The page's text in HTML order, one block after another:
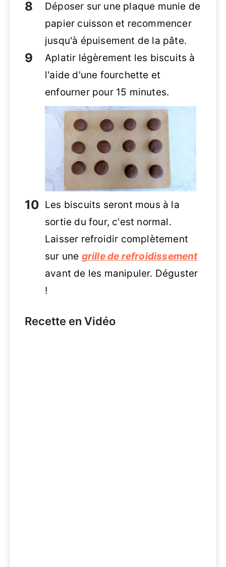
Déposer sur une plaque munie de
papier cuisson et recommencer
jusqu'à épuisement de la pâte.
Aplatir légèrement les biscuits à
l'aide d'une fourchette et
enfourner pour 15 minutes.
Les biscuits seront mous à la
sortie du four, c'est normal.
Laisser refroidir complètement
sur une grille de refroidissement
avant de les manipuler. Déguster
!
Recette en Vidéo